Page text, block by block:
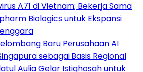
A71 di Vietnam; Bekerja Sama
Biologics untuk Ekspansi
Baru Perusahaan AI
sebagai Basis Regional
Aulia Gelar Istighosah untuk